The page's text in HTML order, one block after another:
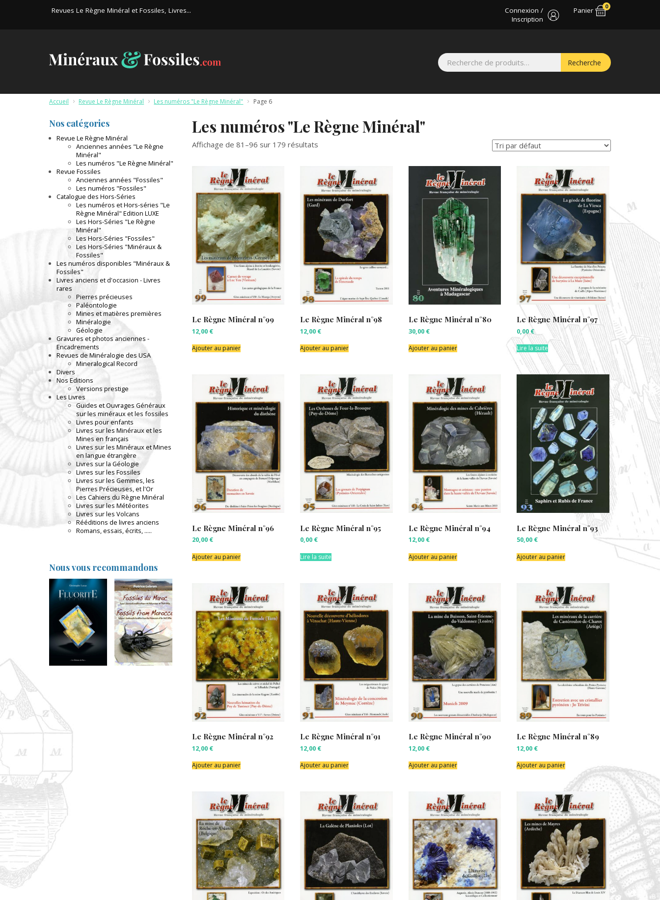
Revues Le Règne Minéral et Fossiles, Livres...
Connexion /
Inscription
Panier
0
Recherche
pour :
Recherche
Accueil > Revue Le Règne Minéral > Les numéros "Le Règne Minéral" > Page 6
Les numéros "Le Règne Minéral"
Affichage de 81–96 sur 179 résultats
Le Règne Minéral n°99
12,00 €
Ajouter au panier
Le Règne Minéral n°98
12,00 €
Ajouter au panier
Le Règne Minéral n°80
30,00 €
Ajouter au panier
Le Règne Minéral n°97
0,00 €
Lire la suite
Le Règne Minéral n°96
20,00 €
Ajouter au panier
Le Règne Minéral n°95
0,00 €
Lire la suite
Le Règne Minéral n°94
12,00 €
Ajouter au panier
Le Règne Minéral n°93
50,00 €
Ajouter au panier
Le Règne Minéral n°92
12,00 €
Ajouter au panier
Le Règne Minéral n°91
12,00 €
Ajouter au panier
Le Règne Minéral n°90
12,00 €
Ajouter au panier
Le Règne Minéral n°89
12,00 €
Ajouter au panier
Nos catégories
Revue Le Règne Minéral
Anciennes années "Le Règne
Minéral"
Les numéros "Le Règne Minéral"
Revue Fossiles
Anciennes années "Fossiles"
Les numéros "Fossiles"
Catalogue des Hors-Séries
Les numéros et Hors-séries "Le
Règne Minéral" Edition LUXE
Les Hors-Séries "Le Règne
Minéral"
Les Hors-Séries "Fossiles"
Les Hors-Séries "Minéraux &
Fossiles"
Les numéros disponibles "Minéraux &
Fossiles"
Livres anciens et d'occasion - Livres
rares
Pierres précieuses
Paléontologie
Mines et matières premières
Minéralogie
Géologie
Gravures et photos anciennes -
Encadrements
Revues de Minéralogie des USA
Mineralogical Record
Divers
Nos Editions
Versions prestige
Les Livres
Guides et Ouvrages Généraux
sur les minéraux et les fossiles
Livres pour enfants
Livres sur les Minéraux et les
Mines en français
Livres sur les Minéraux et Mines
en langue étrangère
Livres sur la Géologie
Livres sur les Fossiles
Livres sur les Gemmes, les
Pierres Précieuses, et l'Or
Les Cahiers du Règne Minéral
Livres sur les Météorites
Livres sur les Volcans
Rééditions de livres anciens
Romans, essais, écrits, .....
Nous vous recommandons